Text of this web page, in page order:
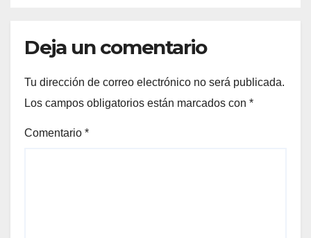
Deja un comentario
Tu dirección de correo electrónico no será publicada.
Los campos obligatorios están marcados con *
Comentario *